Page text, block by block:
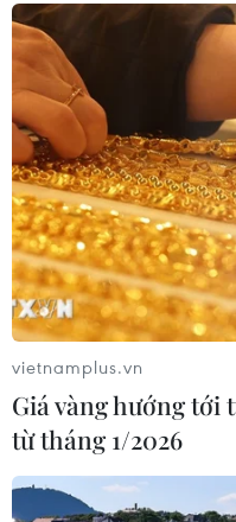
vietnamplus.vn
Giá vàng hướng tới
từ tháng 1/2026